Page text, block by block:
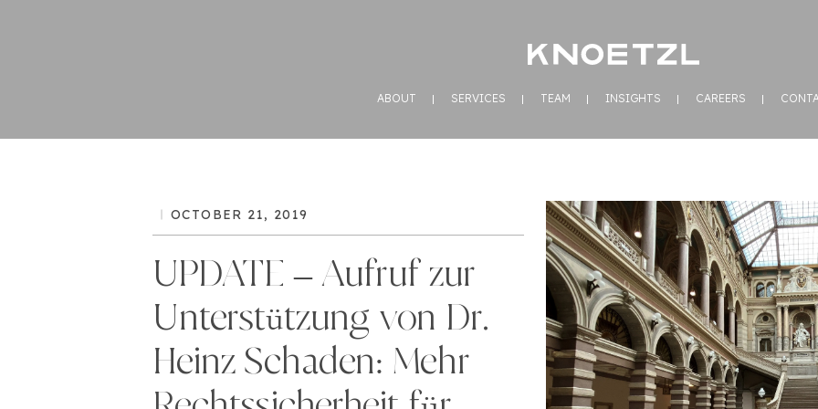
ABOUT SERVICES TEAM INSIGHTS CAREERS
OCTOBER 21, 2019
UPDATE – Aufruf zur
Unterstützung von Dr.
Heinz Schaden: Mehr